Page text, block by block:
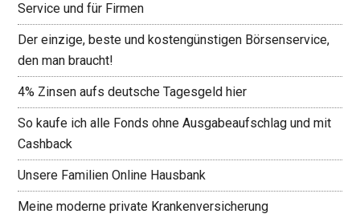
Service und für Firmen
Der einzige, beste und kostengünstigen Börsenservice,
den man braucht!
4% Zinsen aufs deutsche Tagesgeld hier
So kaufe ich alle Fonds ohne Ausgabeaufschlag und mit
Cashback
Unsere Familien Online Hausbank
Meine moderne private Krankenversicherung